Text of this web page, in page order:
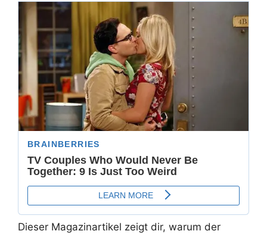
Dieser Magazinartikel zeigt dir, warum der